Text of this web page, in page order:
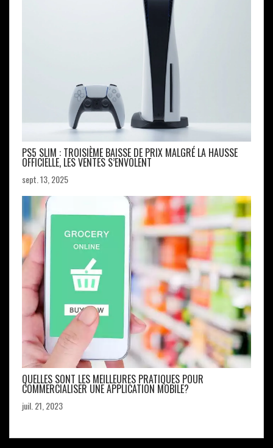
PS5 SLIM : TROISIÈME BAISSE DE PRIX MALGRÉ LA HAUSSE
OFFICIELLE, LES VENTES S’ENVOLENT
sept. 13, 2025
QUELLES SONT LES MEILLEURES PRATIQUES POUR
COMMERCIALISER UNE APPLICATION MOBILE?
juil. 21, 2023